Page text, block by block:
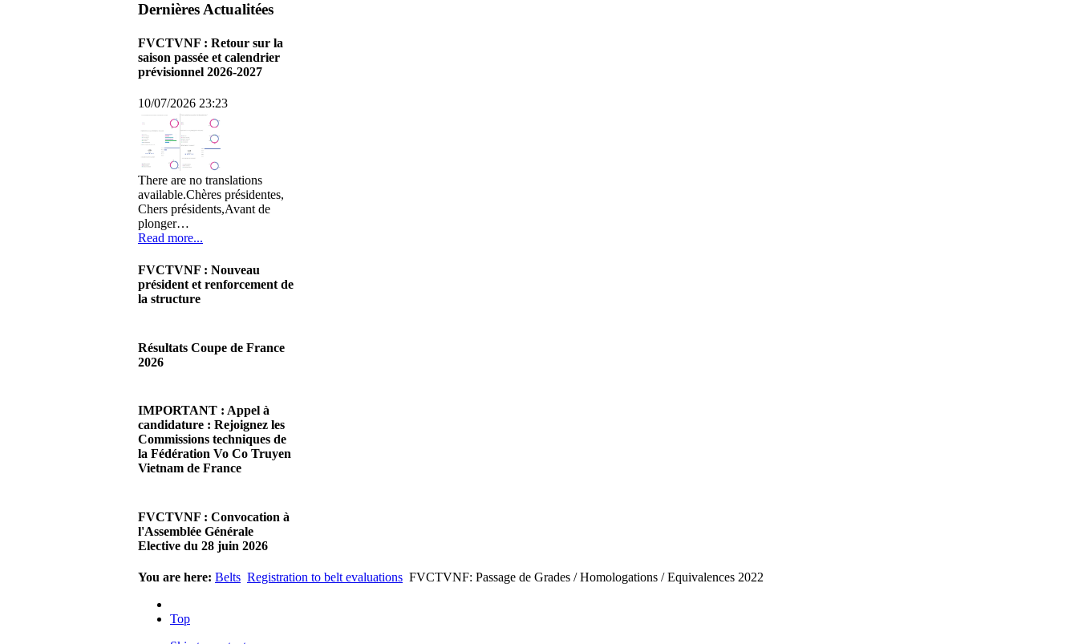
Dernières Actualitées
FVCTVNF : Retour sur la
saison passée et calendrier
prévisionnel 2026-2027
10/07/2026 23:23
There are no translations
available.Chères présidentes,
Chers présidents,Avant de
plonger…
Read more...
FVCTVNF : Nouveau
président et renforcement de
la structure
There are no translations
available.Chères Présidentes,
Read more...
Résultats Coupe de France
2026
There are no translations
available.Cliquez sur ce lien
pour accéder aux résultats
Read more...
IMPORTANT : Appel à
candidature : Rejoignez les
Commissions techniques de
la Fédération Vo Co Truyen
Vietnam de France
There are no translations
available.Madame la
Présidente, Monsieur le
Read more...
FVCTVNF : Convocation à
l'Assemblée Générale
Elective du 28 juin 2026
23/05/2026 23:00
available.Chères Présidentes,
chers Présidents,Veuillez
You are here: Belts Registration to belt evaluations FVCTVNF: Passage de Grades / Homologations / Equivalences 2022
Top